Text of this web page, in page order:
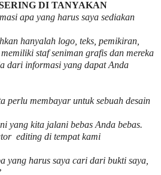
DI TANYAKAN
apa yang harus saya sediakan
hanyalah logo, teks, pemikiran,
staf seniman grafis dan mereka
dari informasi yang dapat Anda
perlu membayar untuksebuah desain
yang kita jalani bebas Anda bebas.
editing di tempat kami
yang harus saya cari dari bukti saya,